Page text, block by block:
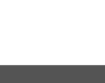
Центрального